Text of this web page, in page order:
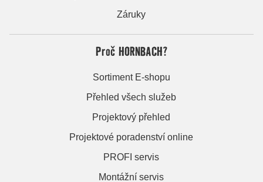
Záruky
Proč HORNBACH?
Sortiment E-shopu
Přehled všech služeb
Projektový přehled
Projektové poradenství online
PROFI servis
Montážní servis